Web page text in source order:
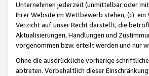
Unternehmen jederzeit (unmittelbar oder
Ihrer Website im Wettbewerb stehen, (c) ein
Verzicht auf unser Recht darstellt, die
Aktualisierungen, Handlungen und
vorgenommen bzw. erteilt werden und nur
Ohne die ausdrückliche vorherige
abtreten. Vorbehaltlich dieser